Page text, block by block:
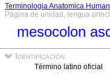
Terminologia Anatomica
Página de unidad, lengua
mesocolon
Identificación
Término latino oficial